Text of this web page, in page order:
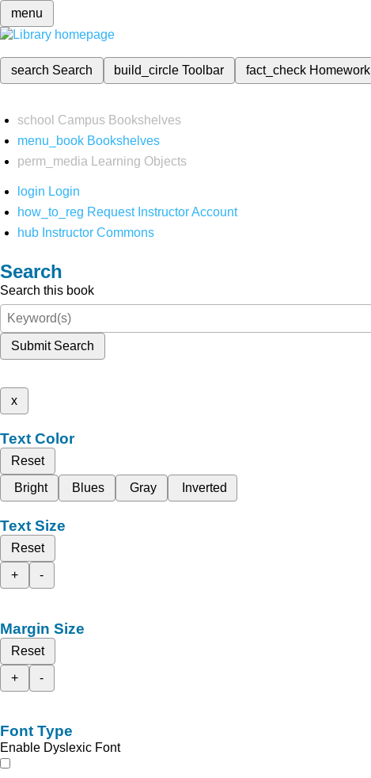
menu
search Search build_circleToolbar fact_check Homework
school Campus Bookshelves
menu_book Bookshelves
perm_media
Learning Objects
login Login
how_to_reg Request Instructor Account
hub Instructor Commons
Search
Search this book
Submit Search
x
Text Color
Reset
Bright
Blues Gray Inverted
Text Size
Reset
+
-
Margin Size
Reset
+
-
Font Type
Enable Dyslexic Font